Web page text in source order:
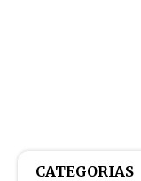
CATEGORIAS